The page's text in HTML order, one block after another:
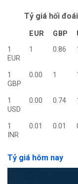
Tỷ giá hối
EUR GBP
1
EUR
1 0.86
1
GBP
0.00 1
1
USD
0.00 0.74 1
1
INR
0.01 0.01
Tỷ giá hôm nay